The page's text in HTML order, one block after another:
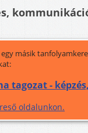
másik
tagozat -
oldalunkon.